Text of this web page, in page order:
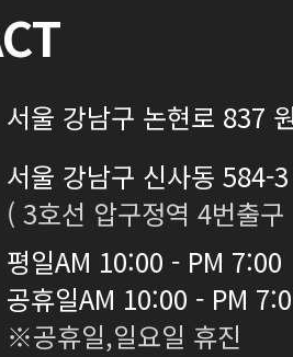
서울 강남구 논현로 837
서울 강남구 신사동 584-
( 3호선 압구정역 4번출
평일AM 10:00 - PM 7:00
공휴일AM 10:00 - PM
※공휴일,일요일 휴진